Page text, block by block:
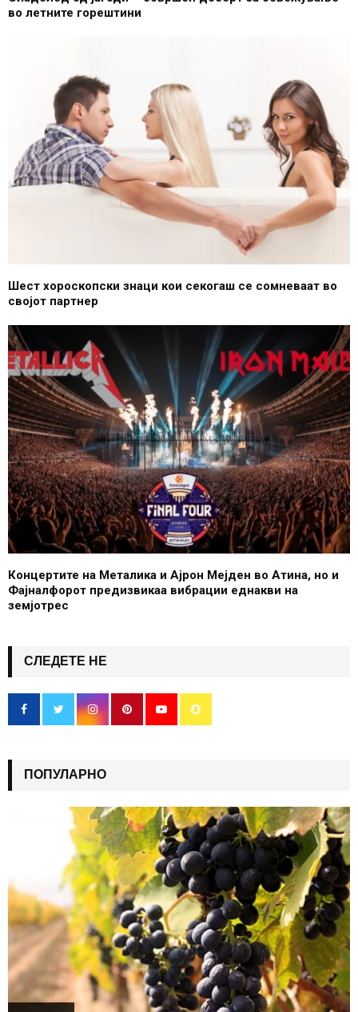
во летните горештини
Шест хороскопски знаци кои секогаш се сомневаат во
својот партнер
Концертите на Металика и Ајрон Мејден во Атина, но и
Фајналфорот предизвикаа вибрации еднакви на
земјотрес
СЛЕДЕТЕ НЕ
ПОПУЛАРНО